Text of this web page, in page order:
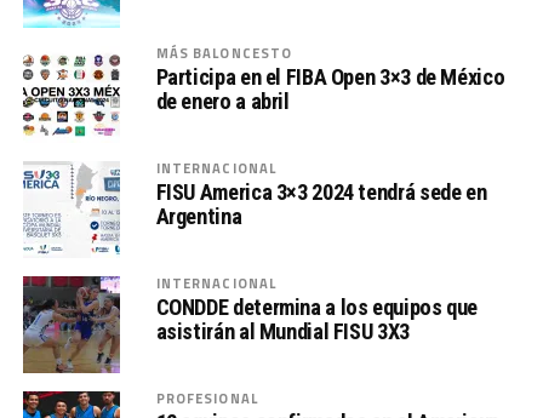
MÁS BALONCESTO
Participa en el FIBA Open 3×3 de México
de enero a abril
INTERNACIONAL
FISU America 3×3 2024 tendrá sede en
Argentina
INTERNACIONAL
CONDDE determina a los equipos que
asistirán al Mundial FISU 3X3
PROFESIONAL